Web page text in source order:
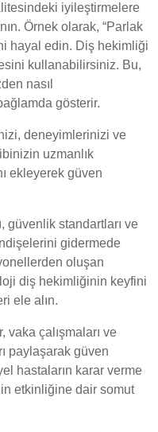
iyileştirmelere
Örnek olarak, “Parlak
hayal edin. Diş hekimliği
kullanabilirsiniz. Bu,
nasıl
gösterir.
deneyimlerinizi ve
uzmanlık
ekleyerek güven
güvenlik standartları ve
gidermede
oluşan
diş hekimliğinin keyfini
ele alın.
vaka çalışmaları ve
paylaşarak güven
hastaların karar verme
etkinliğine dair somut